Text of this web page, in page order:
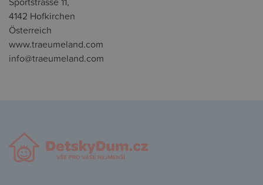
4142 Hofkirchen
Österreich
www.traeumeland.com
info@traeumeland.com